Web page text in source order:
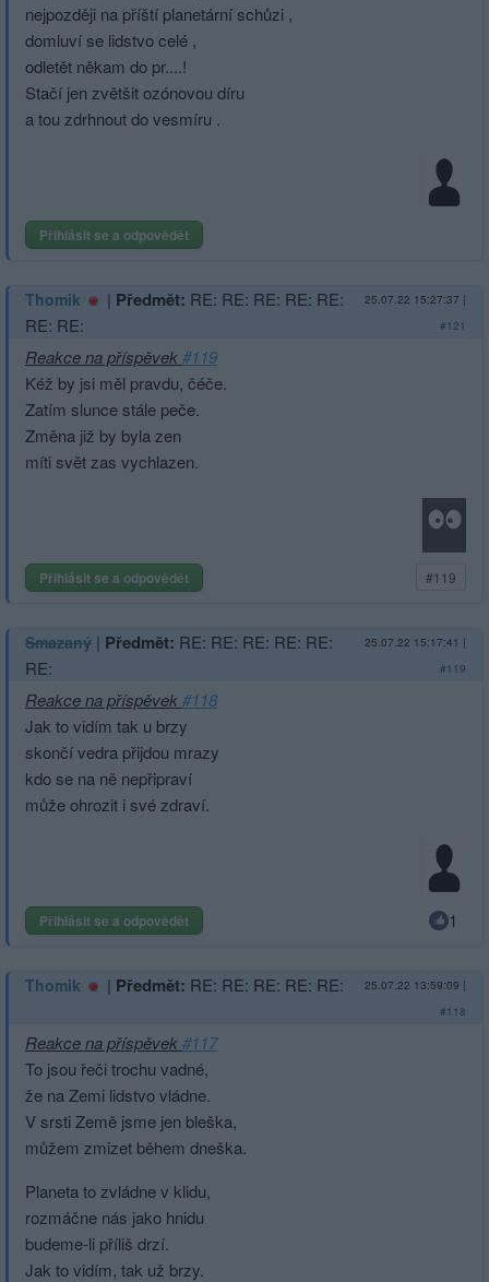
nejpozději na příští planetární schůzi ,
domluví se lidstvo celé ,
odletět někam do pr....!
Stačí jen zvětšit ozónovou díru
a tou zdrhnout do vesmíru .
Přihlásit se a odpovědět
Thomik | Předmět: RE: RE: RE: RE: RE:
RE: RE:
25.07.22 15:27:37 |
#121
Reakce na příspěvek#119
Kéž by jsi měl pravdu, čéče.
Zatím slunce stále peče.
Změna již by byla zen
míti svět zas vychlazen.
Přihlásit se a odpovědět #119
Smazaný | Předmět: RE: RE: RE: RE: RE:
RE:
25.07.22 15:17:41 |
#119
Reakce na příspěvek#118
Jak to vidím tak u brzy
skončí vedra přijdou mrazy
kdo se na ně nepřipraví
může ohrozit i své zdraví.
Přihlásit se a odpovědět 1
Thomik | Předmět: RE: RE: RE: RE: RE: 25.07.22 13:59:09 |
#118
Reakce na příspěvek#117
To jsou řeči trochu vadné,
že na Zemi lidstvo vládne.
V srsti Země jsme jen bleška,
můžem zmizet během dneška.
Planeta to zvládne v klidu,
rozmáčne nás jako hnidu
budeme-li příliš drzí.
Jak to vidím, tak už brzy.